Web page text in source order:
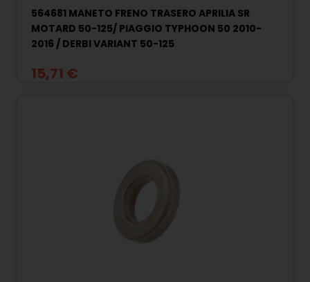
564681 MANETO FRENO TRASERO APRILIA SR
MOTARD 50-125/ PIAGGIO TYPHOON 50 2010-
2016 / DERBI VARIANT 50-125
15,71 €